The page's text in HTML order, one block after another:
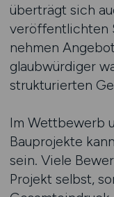
überträgt sich
veröffentlichten
nehmen
glaubwürdiger
strukturierten
Im Wettbewerb
Bauprojekte
sein. Viele
Projekt selbst,